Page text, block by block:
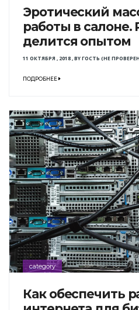
Эротический
работы в салоне.
делится опытом
11 ОКТЯБРЯ , 2018,BYГОСТЬ (НЕ
ПОДРОБНЕЕ
category
Как обеспечить